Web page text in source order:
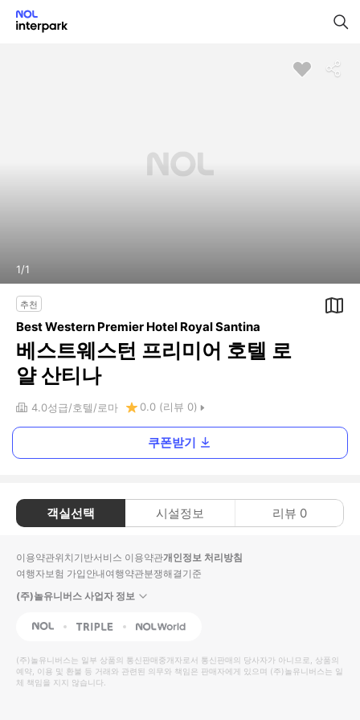
1/1
추천
Best Western Premier Hotel Royal Santina
베스트웨스턴 프리미어 호텔 로
얄 산티나
4.0성급 호텔 로마 0.0 (리뷰 0)
쿠폰받기
객실선택 시설정보 리뷰 0
이용약관위치기반서비스 이용약관개인정보 처리방침
여행자보험 가입안내여행약관분쟁해결기준
(주)놀유니버스 사업자 정보
NOL Triple Interpark Global
(주)놀유니버스는 일부 상품의 통신판매중개자로서 통신판매의 당사자가 아니므로, 상품의
예약, 이용 및 환불 등 거래와 관련된 의무와 책임은 판매자에게 있으며 (주)놀유니버스는 일
체 책임을 지지 않습니다.